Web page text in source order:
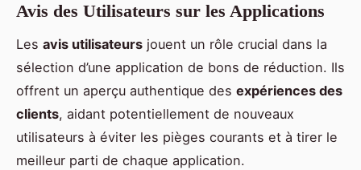
Avis des Utilisateurs sur les Applications
Les avis utilisateurs jouent un rôle crucial dans la
sélection d’une application de bons de réduction. Ils
offrent un aperçu authentique des expériences des
clients, aidant potentiellement de nouveaux
utilisateurs à éviter les pièges courants et à tirer le
meilleur parti de chaque application.